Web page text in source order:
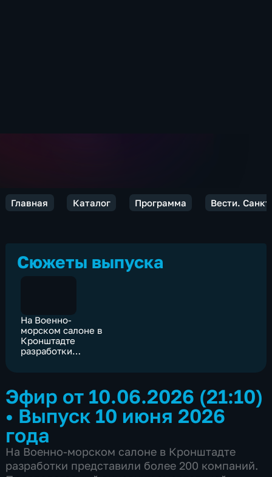
Главная Каталог Программа Вести.
Сюжеты выпуска
На Военно-
морском салоне в
Кронштадте
разработки
Эфир от 10.06.2026 (21:10)
• Выпуск 10 июня 2026
года
На Военно-морском салоне в Кронштадте
разработки представили более 200 компаний.